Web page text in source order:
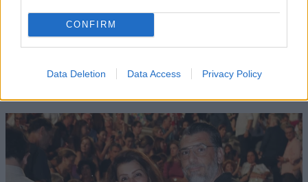
CONFIRM
Data Deletion Data Access Privacy Policy